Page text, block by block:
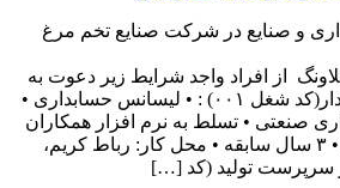
و صنایع در شرکت صنایع تخم مرغ
از افراد واجد شرایط زیر دعوت به
همکاری می نماید. حسابدار(کد شغل ۰۰۱) : • لیسانس حسابداری •
صنعتی • تسلط به نرم افزار همکاران
سیستم • مسئولیت پذیر • ۳ سال سابقه • محل کار: رباط کریم،
تولید (کد […]